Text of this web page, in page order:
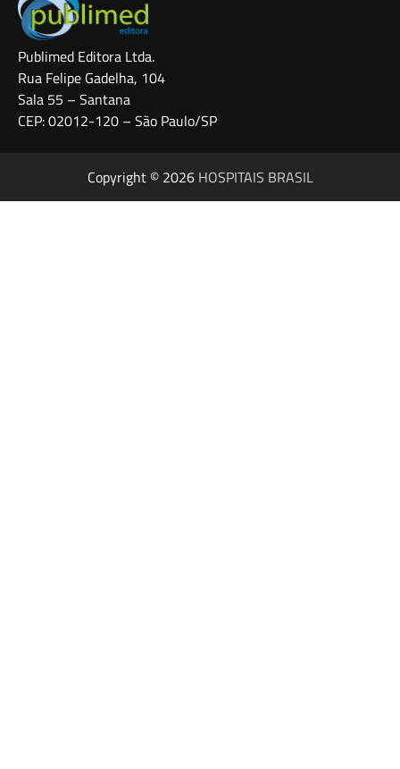
Publimed Editora Ltda.
Rua Felipe Gadelha, 104
Sala 55 – Santana
CEP: 02012-120 – São Paulo/SP
Copyright © 2026 HOSPITAIS BRASIL